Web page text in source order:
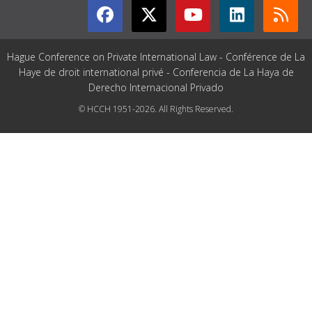
Hague Conference on Private International Law - Conférence de La
Haye de droit international privé - Conferencia de La Haya de
Derecho Internacional Privado
© HCCH 1951-2026. All Rights Reserved.